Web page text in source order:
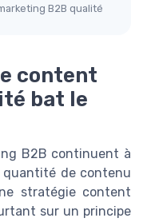
B2B qualité
content
bat le
B2B continuent à
quantité de contenu
stratégie content
sur un principe